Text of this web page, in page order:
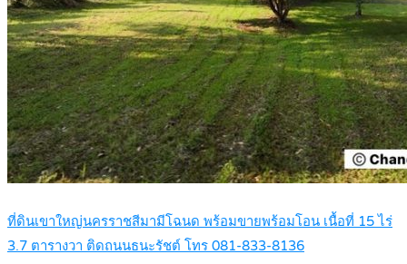
ที่ดินเขาใหญ่นครราชสีมามีโฉนด พร้อมขายพร้อมโอน เนื้อที่ 15 ไร่
3.7 ตารางวา ติดถนนธนะรัชต์ โทร 081-833-8136